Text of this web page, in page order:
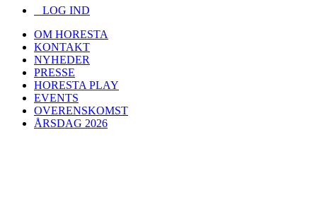
LOG IND
OM HORESTA
KONTAKT
NYHEDER
PRESSE
HORESTA PLAY
EVENTS
OVERENSKOMST
ÅRSDAG 2026